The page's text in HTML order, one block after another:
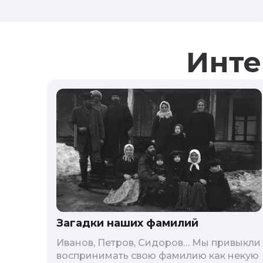
Загадки наших фамилий
Иванов, Петров, Сидоров… Мы привыкли
воспринимать свою фамилию как некую